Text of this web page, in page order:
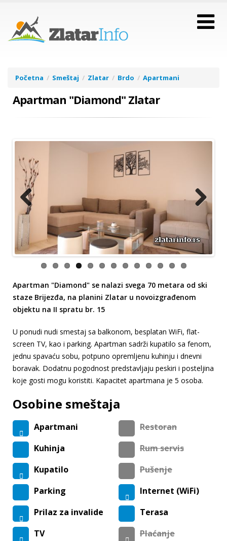
Početna Smeštaj Zlatar Brdo Apartmani
Apartman "Diamond" Zlatar
Previous Next
Apartman "Diamond" se nalazi svega 70 metara od ski
staze Brijezđa, na planini Zlatar u novoizgrađenom
objektu na II spratu br. 15
U ponudi nudi smestaj sa balkonom, besplatan WiFi, flat-
screen TV, kao i parking. Apartman sadrži kupatilo sa fenom,
jednu spavaću sobu, potpuno opremljenu kuhinju i dnevni
boravak. Dodatnu pogodnost predstavljaju peskiri i posteljina
koje gosti mogu koristiti. Kapacitet apartmana je 5 osoba.
Osobine smeštaja
Apartmani
Restoran
Kuhinja
Rum servis
Kupatilo
Pušenje
Parking
Internet (WiFi)
Prilaz za invalide
Terasa
TV
Plaćanje